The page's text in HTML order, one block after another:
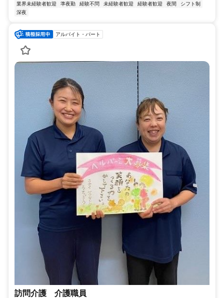
業界未経験者歓迎 準夜勤 経験不問 未経験者歓迎 経験者歓迎 夜間
シフト制
深夜
アルバイト・パート
訪問介護 介護職員